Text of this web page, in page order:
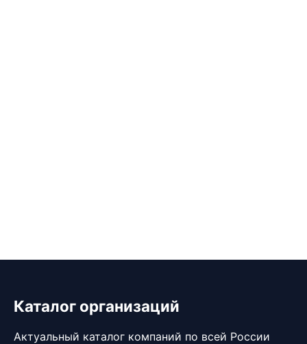
Каталог организаций
Актуальный каталог компаний по всей России